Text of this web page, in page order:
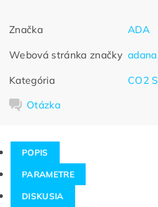
Značka
ADA
Webová stránka značky
Kategória
CO2
Otázka
POPIS
PARAMETRE
DISKUSIA